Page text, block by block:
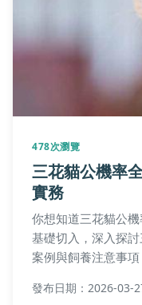
478次瀏覽
三花貓公機率
實務
你想知道三花貓公
基礎切入，深入探
案例與飼養注意事
發布日期：2026-03-